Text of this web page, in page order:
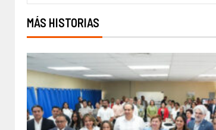
MÁS HISTORIAS